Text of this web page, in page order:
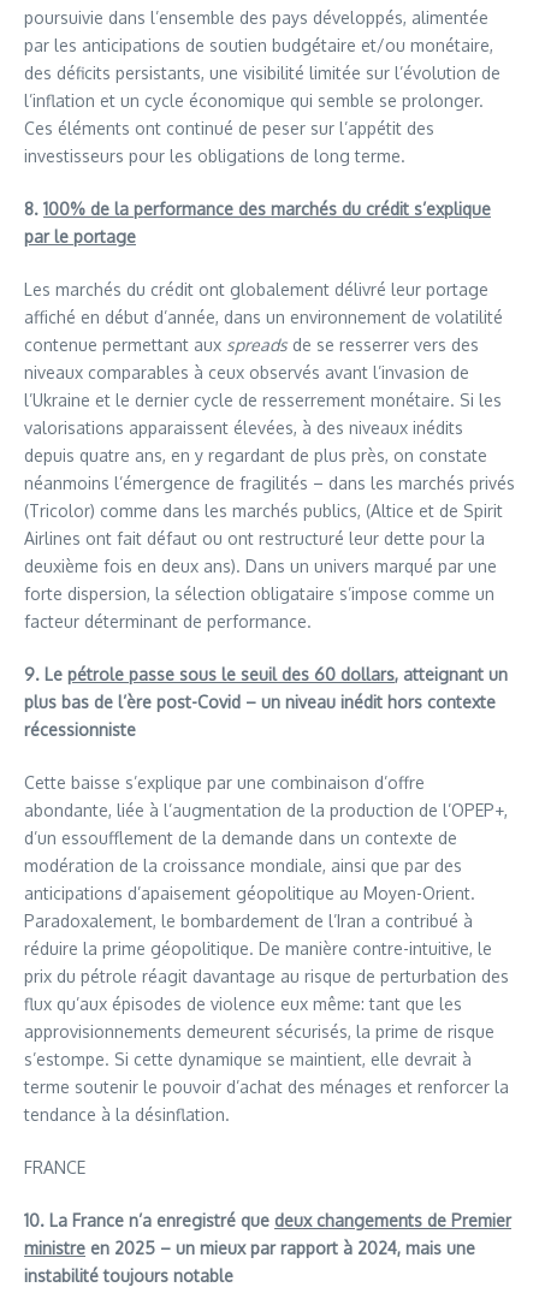
poursuivie dans l’ensemble des pays développés, alimentée
par les anticipations de soutien budgétaire et/ou monétaire,
des déficits persistants, une visibilité limitée sur l’évolution de
l’inflation et un cycle économique qui semble se prolonger.
Ces éléments ont continué de peser sur l’appétit des
investisseurs pour les obligations de long terme.
8. 100% de la performance des marchés du crédit s’explique
par le portage
Les marchés du crédit ont globalement délivré leur portage
affiché en début d’année, dans un environnement de volatilité
contenue permettant aux spreads de se resserrer vers des
niveaux comparables à ceux observés avant l’invasion de
l’Ukraine et le dernier cycle de resserrement monétaire. Si les
valorisations apparaissent élevées, à des niveaux inédits
depuis quatre ans, en y regardant de plus près, on constate
néanmoins l’émergence de fragilités – dans les marchés privés
(Tricolor) comme dans les marchés publics, (Altice et de Spirit
Airlines ont fait défaut ou ont restructuré leur dette pour la
deuxième fois en deux ans). Dans un univers marqué par une
forte dispersion, la sélection obligataire s’impose comme un
facteur déterminant de performance.
9. Le pétrole passe sous le seuil des 60 dollars, atteignant un
plus bas de l’ère post-Covid – un niveau inédit hors contexte
récessionniste
Cette baisse s’explique par une combinaison d’offre
abondante, liée à l’augmentation de la production de l’OPEP+,
d’un essoufflement de la demande dans un contexte de
modération de la croissance mondiale, ainsi que par des
anticipations d’apaisement géopolitique au Moyen-Orient.
Paradoxalement, le bombardement de l’Iran a contribué à
réduire la prime géopolitique. De manière contre-intuitive, le
prix du pétrole réagit davantage au risque de perturbation des
flux qu’aux épisodes de violence eux même: tant que les
approvisionnements demeurent sécurisés, la prime de risque
s’estompe. Si cette dynamique se maintient, elle devrait à
terme soutenir le pouvoir d’achat des ménages et renforcer la
tendance à la désinflation.
FRANCE
10. La France n’a enregistré que deux changements de Premier
ministre en 2025 – un mieux par rapport à 2024, mais une
instabilité toujours notable